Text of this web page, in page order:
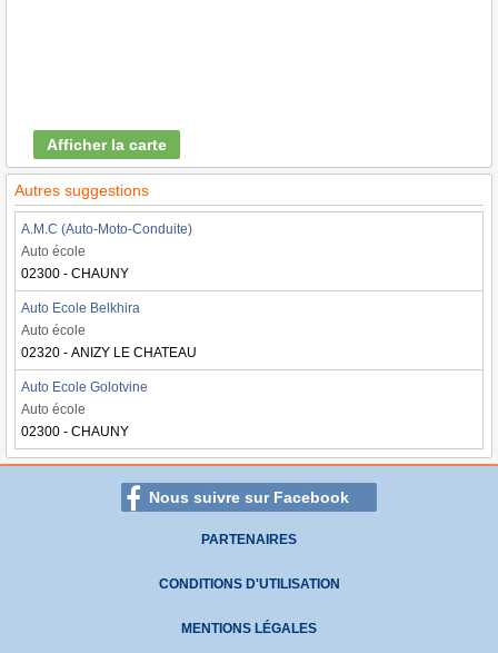
Afficher la carte
Autres suggestions
A.M.C (Auto-Moto-Conduite)
Auto école
02300 - CHAUNY
Auto Ecole Belkhira
Auto école
02320 - ANIZY LE CHATEAU
Auto Ecole Golotvine
Auto école
02300 - CHAUNY
Nous suivre sur Facebook
PARTENAIRES
CONDITIONS D'UTILISATION
MENTIONS LÉGALES